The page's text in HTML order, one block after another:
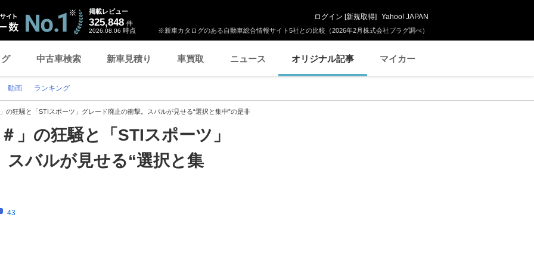
※新車カタログのある自動車総合情報サイト5社との比較（2026年2月株式会社プラグ調べ）
掲載レビュー
325,848 件
2026.08.06 時点
ログイン [新規取得] Yahoo! JAPAN
中古車検索 新車見積り 車買取 ニュース オリジナル記事 マイカー
動画 ランキング
の狂騒と「STIスポーツ」グレード廃止の衝撃。スバルが見せる“選択と集中”の是非
」の狂騒と「STIスポーツ」
スバルが見せる“選択と集
43